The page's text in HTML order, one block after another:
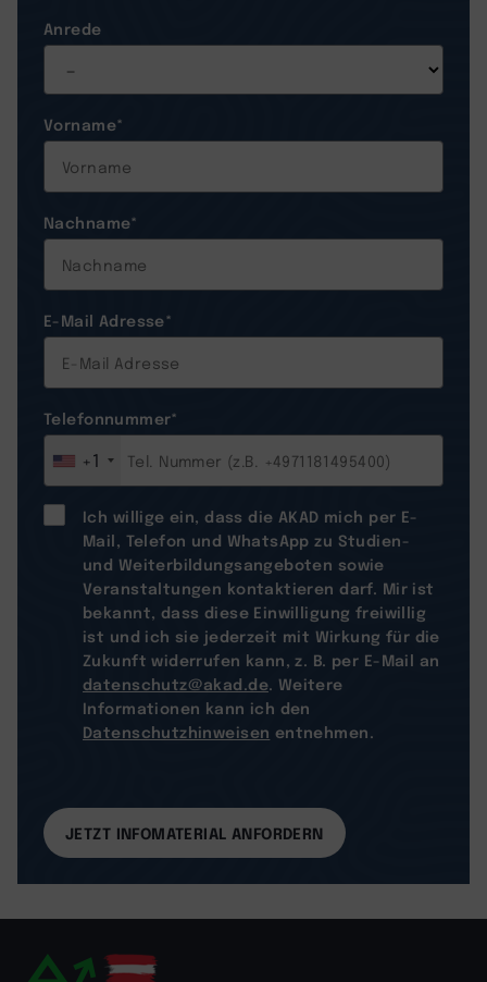
Anrede
Vorname*
Nachname*
E-Mail Adresse*
Telefonnummer*
+1
Ich willige ein, dass die AKAD mich per E-
Mail, Telefon und WhatsApp zu Studien-
und Weiterbildungsangeboten sowie
Veranstaltungen kontaktieren darf. Mir ist
bekannt, dass diese Einwilligung freiwillig
ist und ich sie jederzeit mit Wirkung für die
Zukunft widerrufen kann, z. B. per E-Mail an
datenschutz@akad.de. Weitere
Informationen kann ich den
Datenschutzhinweisen entnehmen.